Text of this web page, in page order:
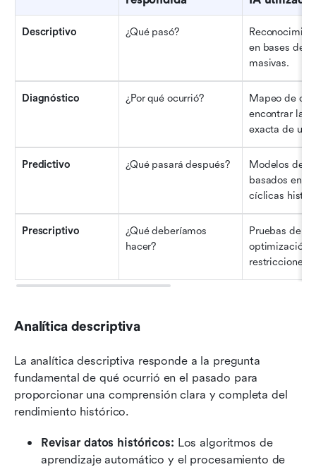
Descriptivo ¿Qué pasó?
en bases de
masivas.
Diagnóstico ¿Por qué ocurrió?
Mapeo de
encontrar la
exacta de
Predictivo ¿Qué pasará después?
Modelos de
basados en
cíclicas
Prescriptivo
¿Qué deberíamos
hacer?
Pruebas de
optimización
restricciones.
Analítica descriptiva
La analítica descriptiva responde a la pregunta
fundamental de qué ocurrió en el pasado para
proporcionar una comprensión clara y completa del
rendimiento histórico.
Revisar datos históricos: Los algoritmos de
aprendizaje automático y el procesamiento de